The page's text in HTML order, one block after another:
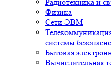
Физика
Сети ЭВМ
системы
Бытовая
Вычислительная